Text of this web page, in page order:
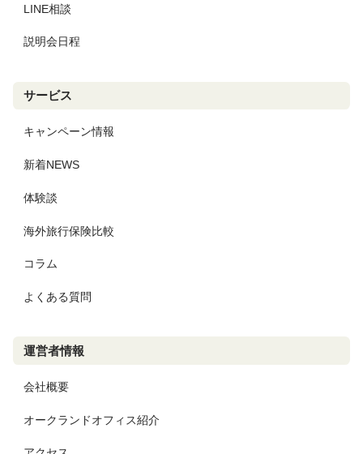
LINE相談
説明会日程
サービス
キャンペーン情報
新着NEWS
体験談
海外旅行保険比較
コラム
よくある質問
運営者情報
会社概要
オークランドオフィス紹介